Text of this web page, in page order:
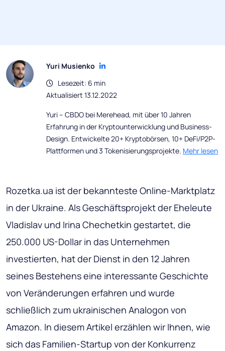
Yuri Musienko
Lesezeit: 6 min
Aktualisiert 13.12.2022
Yuri – CBDO bei Merehead, mit über 10 Jahren
Erfahrung in der Kryptounterwicklung und Business-
Design. Entwickelte 20+ Kryptobörsen, 10+ DeFi/P2P-
Plattformen und 3 Tokenisierungsprojekte. Mehr lesen
Rozetka.ua ist der bekannteste Online-Marktplatz
in der Ukraine. Als Geschäftsprojekt der Eheleute
Vladislav und Irina Chechetkin gestartet, die
250.000 US-Dollar in das Unternehmen
investierten, hat der Dienst in den 12 Jahren
seines Bestehens eine interessante Geschichte
von Veränderungen erfahren und wurde
schließlich zum ukrainischen Analogon von
Amazon. In diesem Artikel erzählen wir Ihnen, wie
sich das Familien-Startup von der Konkurrenz